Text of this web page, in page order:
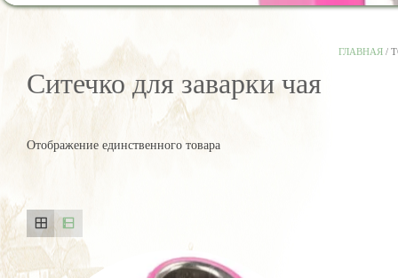
ГЛАВНАЯ /
Ситечко для заварки чая
Отображение единственного товара